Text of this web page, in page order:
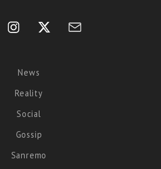
News
Reality
Social
Gossip
Sanremo